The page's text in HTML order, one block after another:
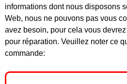
informations dont nous disposons
Web, nous ne pouvons pas vous
avez besoin, pour cela vous
pour réparation. Veuillez noter ce
commande: